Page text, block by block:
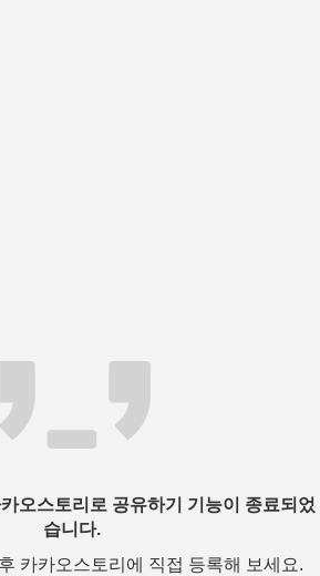
오스토리로 공유하기 기능이 종료되었
습니다.
카카오스토리에 직접 등록해 보세요.